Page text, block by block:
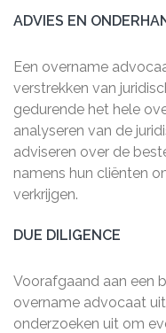
ADVIES EN
Een overname
verstrekken van
gedurende het hele
analyseren van de
adviseren over de
namens hun cliënten
verkrijgen.
DUE DILIGENCE
Voorafgaand aan een
overname advocaat
onderzoeken uit om